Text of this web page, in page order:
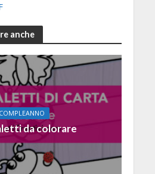
anche
COMPLEANNO
da colorare